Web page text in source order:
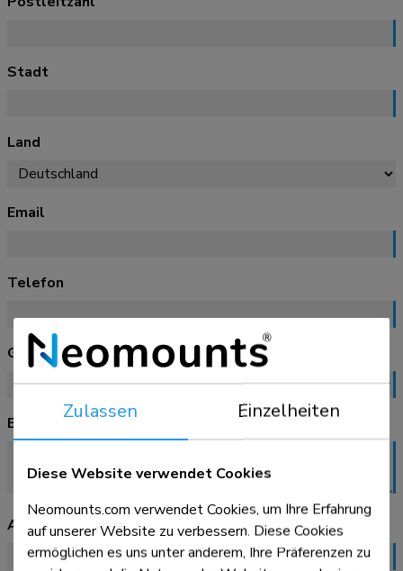
Stadt
Land
Email
Telefon
Grund der Rückgabe
Beschwerdebeschreibung
Artikelnummer(s)
Zulassen Einzelheiten
Diese Website verwendet Cookies
Neomounts.com verwendet Cookies, um Ihre Erfahrung
auf unserer Website zu verbessern. Diese Cookies
ermöglichen es uns unter anderem, Ihre Präferenzen zu